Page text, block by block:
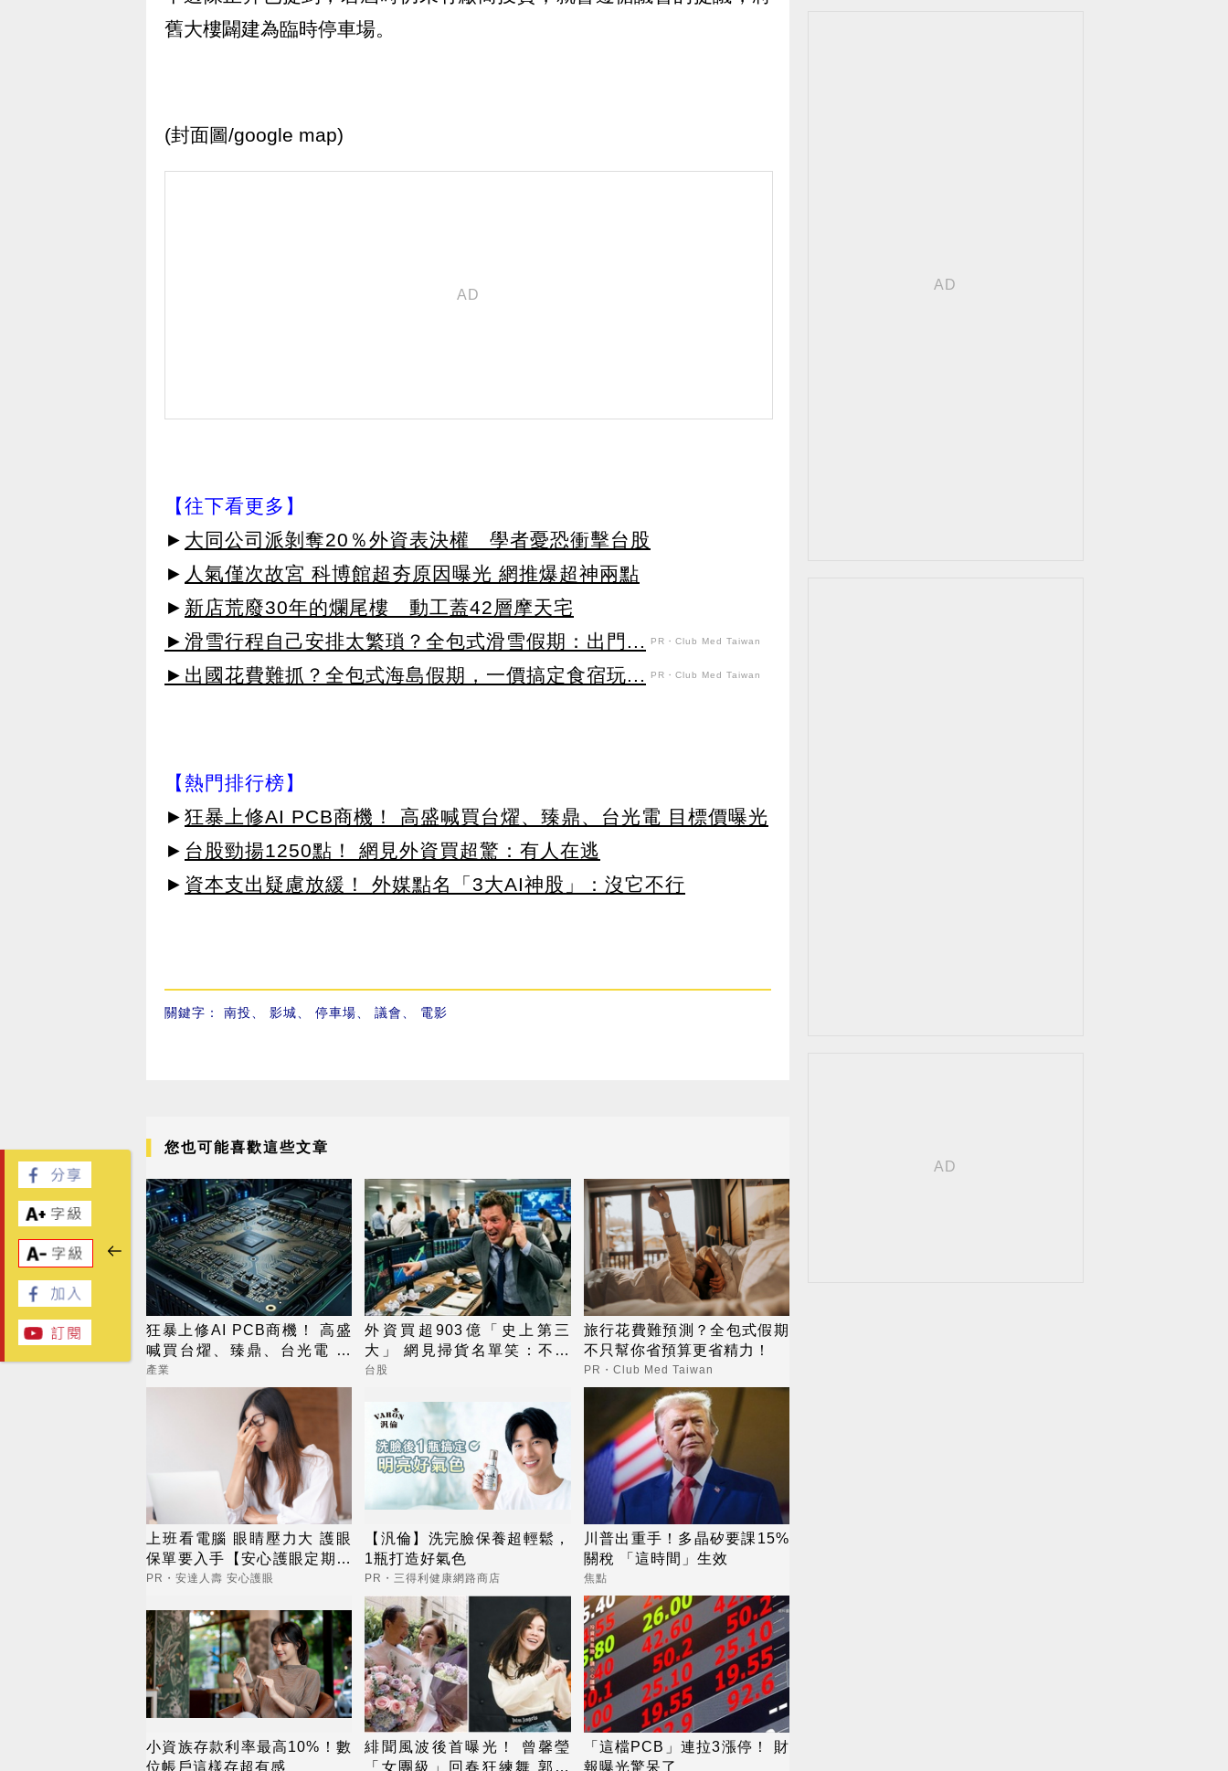
舊大樓闢建為臨時停車場。
(封面圖/google map)
【往下看更多】
► 大同公司派剝奪20％外資表決權 學者憂恐衝擊台股
► 人氣僅次故宮 科博館超夯原因曝光 網推爆超神兩點
► 新店荒廢30年的爛尾樓 動工蓋42層摩天宅
►滑雪行程自己安排太繁瑣？全包式滑雪假期：出門...
PR・Club Med Taiwan
►出國花費難抓？全包式海島假期，一價搞定食宿玩... PR・Club Med Taiwan
【熱門排行榜】
► 狂暴上修AI PCB商機！ 高盛喊買台燿、臻鼎、台光電 目標價曝光
► 台股勁揚1250點！ 網見外資買超驚：有人在逃
► 資本支出疑慮放緩！ 外媒點名「3大AI神股」：沒它不行
關鍵字： 南投 影城 停車場 議會 電影
您也可能喜歡這些文章
狂暴上修AI PCB商機！ 高盛
喊買台燿、臻鼎、台光電 目
標價曝光
產業
外資買超903億「史上第三
大」 網見掃貨名單笑：不懂
在幹嘛
台股
旅行花費難預測？全包式假期
不只幫你省預算更省精力！
PR・Club Med Taiwan
上班看電腦 眼睛壓力大 護眼
保單要入手【安心護眼定期眼
睛險】
PR・安達人壽 安心護眼
【汎倫】洗完臉保養超輕鬆，
1瓶打造好氣色
PR・三得利健康網路商店
川普出重手！多晶矽要課15%
關稅 「這時間」生效
焦點
小資族存款利率最高10%！數
位帳戶這樣存超有感
緋聞風波後首曝光！ 曾馨瑩
「女團級」回春狂練舞 郭董
「這檔PCB」連拉3漲停！ 財
報曝光驚呆了